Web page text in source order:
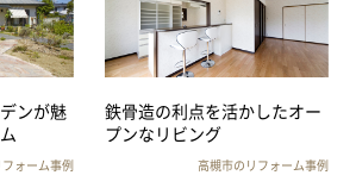
ンが魅
ォーム事例
鉄骨造の利点を活かしたオー
プンなリビング
高槻市のリフォーム事例